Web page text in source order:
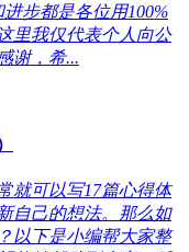
步都是各位用100%
里我仅代表个人向公
谢，希...
就可以写17篇心得体
自己的想法。那么如
以下是小编帮大家整